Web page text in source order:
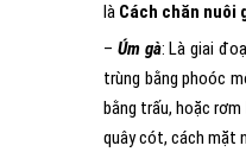
là Cách chăn nuôi
– Úm gà: Là giai
trùng bằng phoóc
bằng trấu, hoặc
quây cót, cách mặt